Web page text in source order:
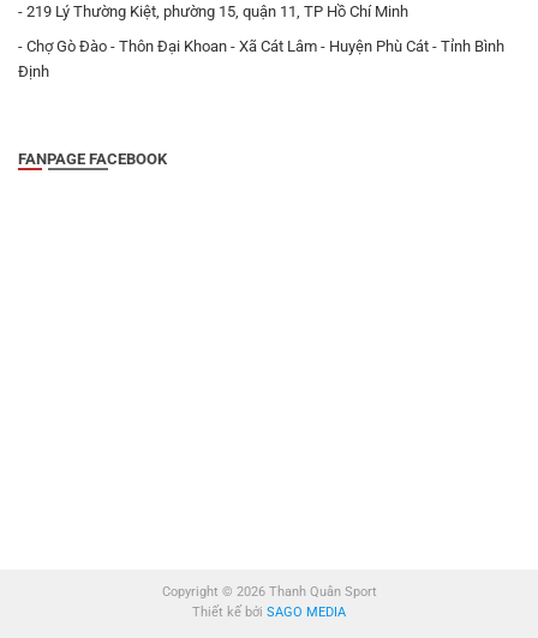
- 219 Lý Thường Kiệt, phường 15, quận 11, TP Hồ Chí Minh
- Chợ Gò Đào - Thôn Đại Khoan - Xã Cát Lâm - Huyện Phù Cát - Tỉnh Bình
Định
FANPAGE FACEBOOK
Copyright © 2026 Thanh Quân Sport
Thiết kế bởi SAGO MEDIA